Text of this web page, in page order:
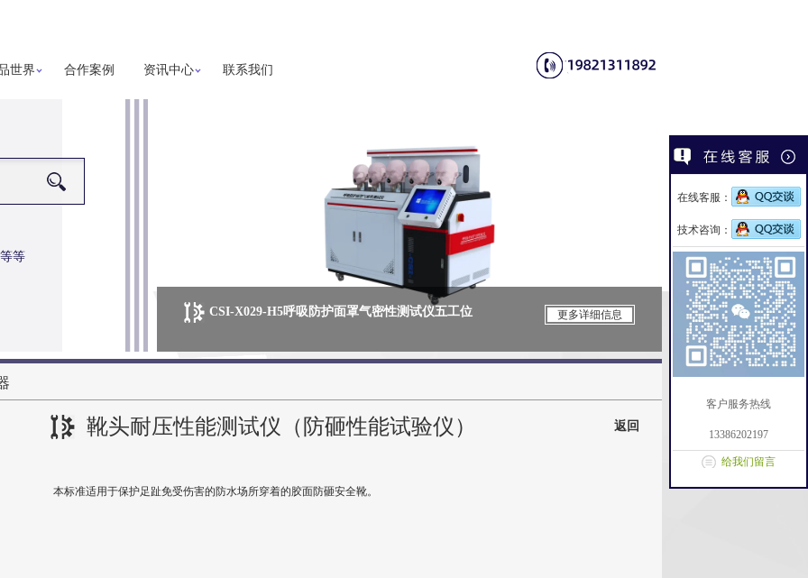
世界 合作案例 资讯中心 联系我们
等
CSI-X029-H5呼吸防护面罩气密性测试仪五工位 更多详细信息 CSI-F1147烟花
靴头耐压性能测试仪（防砸性能试验仪） 返回
本标准适用于保护足趾免受伤害的防水场所穿着的胶面防砸安全靴。
在线客服：
技术咨询：
客户服务热线
13386202197
给我们留言